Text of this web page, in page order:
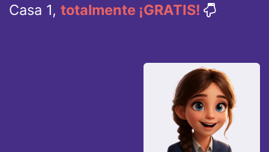
Casa 1, totalmente ¡GRATIS!